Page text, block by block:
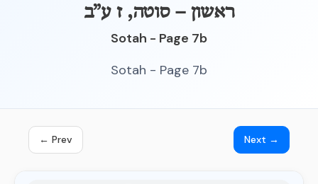
ראשון – סוטה, ז ע”ב
Sotah - Page 7b
Sotah - Page 7b
← Prev Next →